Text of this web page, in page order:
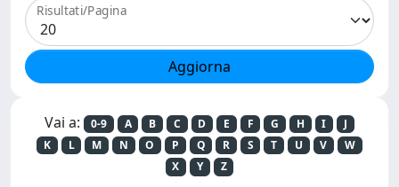
Risultati/Pagina
Vai a: 0-9 A B C D E F G H I
J
K
L M N O P Q R S T U V
W
X
Y Z